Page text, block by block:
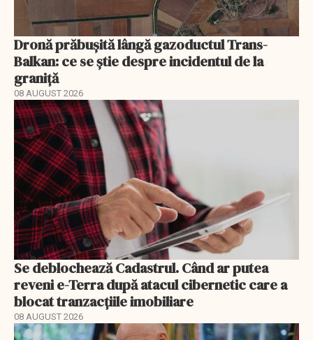
Dronă prăbușită lângă gazoductul Trans-
Balkan: ce se știe despre incidentul de la
graniță
08 AUGUST 2026
Se deblochează Cadastrul. Când ar putea
reveni e-Terra după atacul cibernetic care a
blocat tranzacțiile imobiliare
08 AUGUST 2026